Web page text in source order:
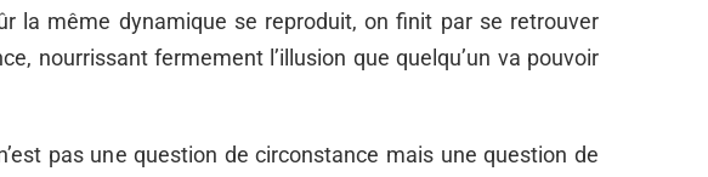
la même dynamique se reproduit, on finit par se retrouver
nourrissant fermement l’illusion que quelqu’un va pouvoir
pas une question de circonstance mais une question de